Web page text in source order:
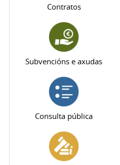
Contratos
Subvencións e axudas
Consulta pública